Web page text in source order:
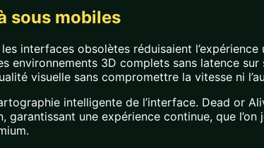
sous mobiles
interfaces obsolètes réduisaient
3D complets sans latence
visuelle sans compromettre la vitesse ni
intelligente de l’interface. Dead or
garantissant une expérience continue, que